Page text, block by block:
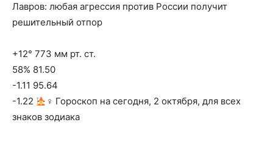
Лавров: любая агрессия против России получит
решительный отпор
+12° 773 мм рт. ст.
58% 81.50
-1.11 95.64
-1.22
‍♀ Гороскоп на сегодня, 2 октября, для всех
знаков зодиака